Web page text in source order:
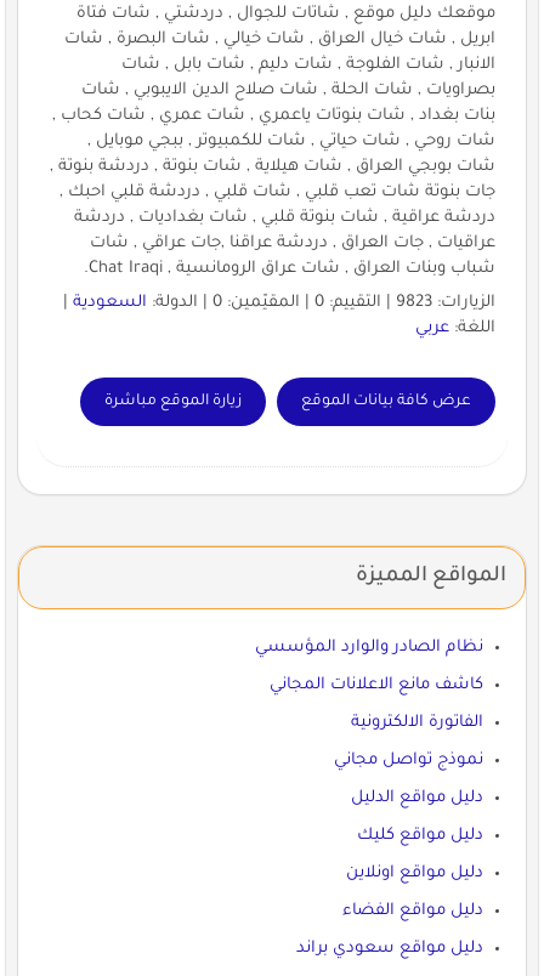
موقعك دليل موقع , شاتات للجوال , دردشتي , شات فتاة
ابريل , شات خيال العراق , شات خيالي , شات البصرة , شات
الانبار , شات الفلوجة , شات دليم , شات بابل , شات
بصراويات , شات الحلة , شات صلاح الدين الايبوبي , شات
بنات بغداد , شات بنوتات ياعمري , شات عمري , شات كحاب ,
شات روحي , شات حياتي , شات للكمبيوتر , ببجي موبايل ,
شات بوبجي العراق , شات هيلاية , شات بنوتة , دردشة بنوتة ,
جات بنوتة شات تعب قلبي , شات قلبي , دردشة قلبي احبك ,
دردشة عراقية , شات بنوتة قلبي , شات بغداديات , دردشة
عراقيات , جات العراق , دردشة عراقنا ,جات عراقي , شات
شباب وبنات العراق , شات عراق الرومانسية , Chat Iraqi.
الزيارات: 9823 | التقييم: 0 | المقيّمين: 0 | الدولة:
السعودية|
اللغة: عربي
عرض كافة بيانات الموقع زيارة الموقع مباشرة
المواقع المميزة
نظام الصادر والوارد المؤسسي
كاشف مانع الاعلانات المجاني
الفاتورة الالكترونية
نموذج تواصل مجاني
دليل مواقع الدليل
دليل مواقع كليك
دليل مواقع اونلاين
دليل مواقع الفضاء
دليل مواقع سعودي براند